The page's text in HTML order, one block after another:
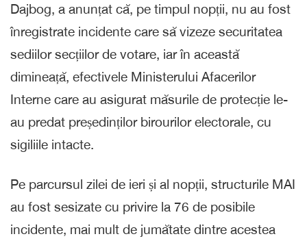
Dajbog, a anunțat că, pe timpul nopții, nu au fost
înregistrate incidente care să vizeze securitatea
sediilor secțiilor de votare, iar în această
dimineață, efectivele Ministerului Afacerilor
Interne care au asigurat măsurile de protecție le-
au predat președinților birourilor electorale, cu
sigiliile intacte.
Pe parcursul zilei de ieri și al nopții, structurile MAI
au fost sesizate cu privire la 76 de posibile
incidente, mai mult de jumătate dintre acestea